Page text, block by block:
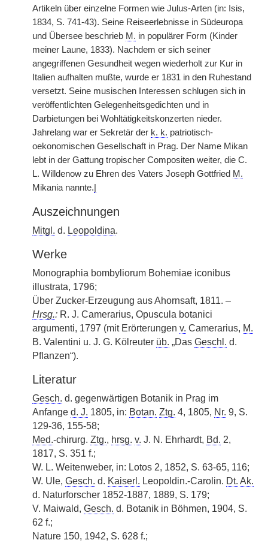
Artikeln über einzelne Formen wie Julus-Arten (in: Isis,
1834, S. 741-43). Seine Reiseerlebnisse in Südeuropa
und Übersee beschrieb M. in populärer Form (Kinder
meiner Laune, 1833). Nachdem er sich seiner
angegriffenen Gesundheit wegen wiederholt zur Kur in
Italien aufhalten mußte, wurde er 1831 in den Ruhestand
versetzt. Seine musischen Interessen schlugen sich in
veröffentlichten Gelegenheitsgedichten und in
Darbietungen bei Wohltätigkeitskonzerten nieder.
Jahrelang war er Sekretär der k. k. patriotisch-
oekonomischen Gesellschaft in Prag. Der Name Mikan
lebt in der Gattung tropischer Compositen weiter, die C.
L. Willdenow zu Ehren des Vaters Joseph Gottfried M.
Mikania nannte.
Auszeichnungen
Mitgl. d. Leopoldina.
Werke
Monographia bombyliorum Bohemiae iconibus
illustrata, 1796;
Über Zucker-Erzeugung aus Ahornsaft, 1811. –
Hrsg.: R. J. Camerarius, Opuscula botanici
argumenti, 1797 (mit Erörterungen v. Camerarius, M.
B. Valentini u. J. G. Kölreuter üb. „Das Geschl. d.
Pflanzen“).
Literatur
Gesch. d. gegenwärtigen Botanik in Prag im
Anfange d. J. 1805, in: Botan. Ztg. 4, 1805, Nr. 9, S.
129-36, 155-58;
Med.-chirurg. Ztg., hrsg. v. J. N. Ehrhardt, Bd. 2,
1817, S. 351 f.;
W. L. Weitenweber, in: Lotos 2, 1852, S. 63-65, 116;
W. Ule, Gesch. d. Kaiserl. Leopoldin.-Carolin. Dt. Ak.
d. Naturforscher 1852-1887, 1889, S. 179;
V. Maiwald, Gesch. d. Botanik in Böhmen, 1904, S.
62 f.;
Nature 150, 1942, S. 628 f.;